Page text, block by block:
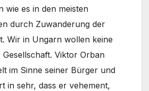
wie es in den meisten
durch Zuwanderung der
Wir in Ungarn wollen keine
Gesellschaft. Viktor Orban
im Sinne seiner Bürger und
in sehr, dass er vehement,